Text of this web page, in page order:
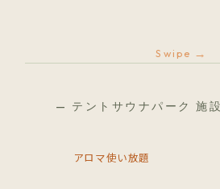
Swipe →
— テントサウナパーク 施
アロマ使い放題